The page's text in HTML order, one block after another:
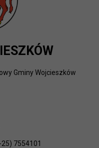
Gminy Wojcieszków
25) 7554101